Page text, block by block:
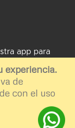
experiencia.
de
con el uso
app para
El uso de
el contenido de la
e inapropiado.